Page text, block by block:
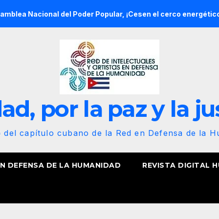
del Poder Popular, ¡Cesen el cerco energético y el
por la paz y la
del capítulo cubano de la Red en Defensa de la
DEFENSA DE LA HUMANIDAD REVISTA DIGITAL